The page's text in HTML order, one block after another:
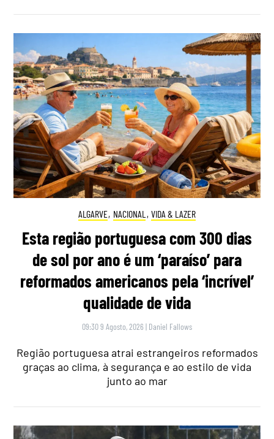
ALGARVE, NACIONAL , VIDA & LAZER
Esta região portuguesa com 300 dias
de sol por ano é um ‘paraíso’ para
reformados americanos pela ‘incrível’
qualidade de vida
09:30 9 Agosto, 2026 | Daniel Fallows
Região portuguesa atrai estrangeiros reformados
graças ao clima, à segurança e ao estilo de vida
junto ao mar